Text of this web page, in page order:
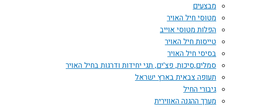
מבצעים
מטוסי חיל האויר
הפלות מטוסי אוייב
טייסות חיל האויר
בסיסי חיל האויר
סמלים,סיכות, פצ'ים, תגי יחידות ודרגות בחיל האויר
תעופה צבאית בארץ ישראל
גיבורי החיל
מערך ההגנה האווירית